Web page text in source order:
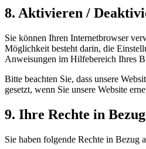
8. Aktivieren /
Sie können Ihren Internetbrowser
Möglichkeit besteht darin, die
Anweisungen im Hilfebereich Ihres
Bitte beachten Sie, dass unsere
gesetzt, wenn Sie unsere Website
9. Ihre Rechte in
Sie haben folgende Rechte in Bezug